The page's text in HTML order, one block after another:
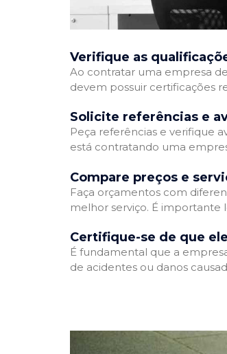
Verifique as
Ao contratar uma empresa
devem possuir certificações
Solicite referências e
Peça referências e verifique
está contratando uma
Compare preços e
Faça orçamentos com
melhor serviço. É importante
Certifique-se de que
É fundamental que a
de acidentes ou danos